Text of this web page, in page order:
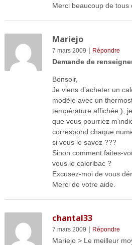
Merci beaucoup de tous
Mariejo
7 mars 2009 | Répondre
Demande de
Bonsoir,
Je viens d’acheter un
modèle avec un
température affichée );
que vous pourriez
correspond chaque
si vous le savez ???
Sinon comment faites-
vous le caloribac ?
Excusez-moi de vous
Merci de votre aide.
chantal33
7 mars 2009 | Répondre
Mariejo > Le meilleur